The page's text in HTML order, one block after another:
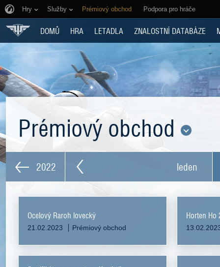
Hry Služby Prémiový obchod Podpora pro hráče
DOMŮ HRA LETADLA ZNALOSTNÍ DATABÁZE
Prémiový obchod
2022 leden
Ocelový Raroh lovecký
21.02.2023 Prémiový obchod
Horten Ho